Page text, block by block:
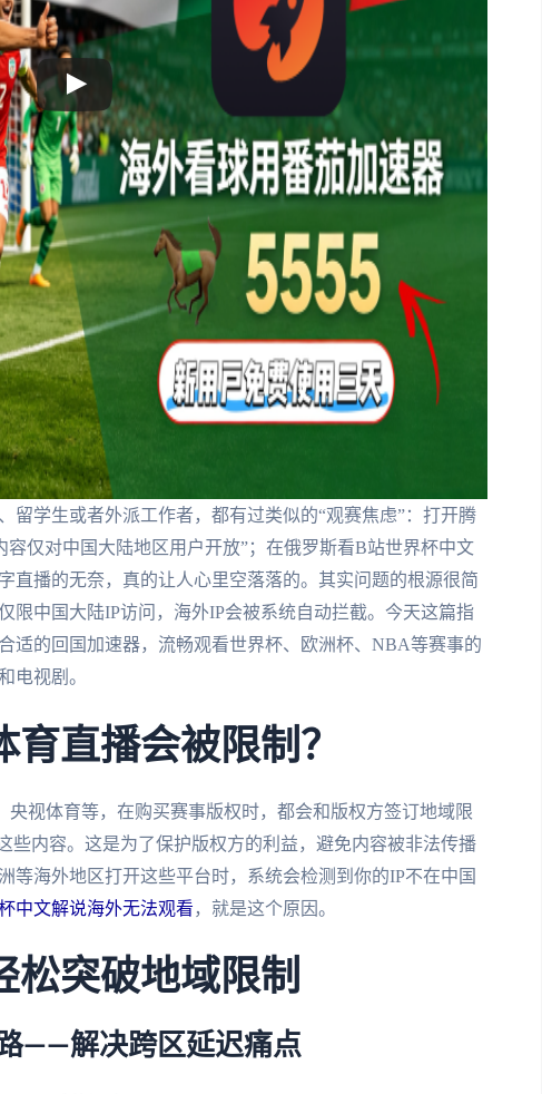
留学生或者外派工作者，都有过类似的“观赛焦虑”：打开腾
仅对中国大陆地区用户开放”；在俄罗斯看B站世界杯中文
直播的无奈，真的让人心里空落落的。其实问题的根源很简
中国大陆IP访问，海外IP会被系统自动拦截。今天这篇指
适的回国加速器，流畅观看世界杯、欧洲杯、NBA等赛事的
电视剧。
直播会被限制？
视体育等，在购买赛事版权时，都会和版权方签订地域限
内容。这是为了保护版权方的利益，避免内容被非法传播
等海外地区打开这些平台时，系统会检测到你的IP不在中国
中文解说海外无法观看 ，就是这个原因。
松突破地域限制
——解决跨区延迟痛点